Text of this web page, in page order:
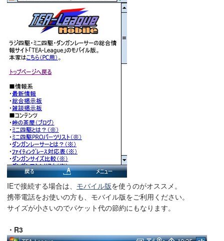
IEで接続する場合は、 モバイル版を使うのがオススメ。
携帯電話をお使いの方も、モバイル版をご利用ください。
サイズが小さいのでパケット代の節約にもなります。
・R3